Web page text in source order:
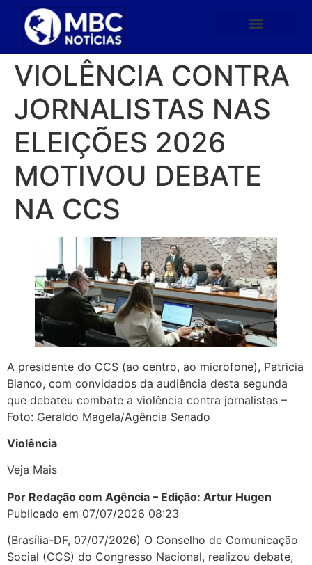
VIOLÊNCIA CONTRA
JORNALISTAS NAS
ELEIÇÕES 2026
MOTIVOU DEBATE
NA CCS
A presidente do CCS (ao centro, ao microfone), Patricia
Blanco, com convidados da audiência desta segunda
que debateu combate a violência contra jornalistas –
Foto: Geraldo Magela/Agência Senado
Violência
Veja Mais
Por Redação com Agência – Edição: Artur Hugen
Publicado em 07/07/2026 08:23
(Brasília-DF, 07/07/2026) O Conselho de Comunicação
Social (CCS) do Congresso Nacional, realizou debate,